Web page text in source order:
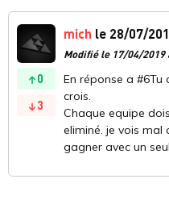
0
3
mich le 28/07/
Modifié le 17/04/2019
En réponse a #6Tu
crois.
Chaque equipe
eliminé. je vois
gagner avec un